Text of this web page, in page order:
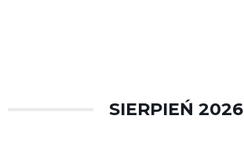
SIERPIEŃ 2026